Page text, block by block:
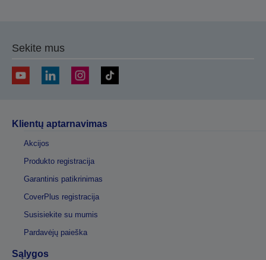
Sekite mus
Klientų aptarnavimas
Akcijos
Produkto registracija
Garantinis patikrinimas
CoverPlus registracija
Susisiekite su mumis
Pardavėjų paieška
Sąlygos